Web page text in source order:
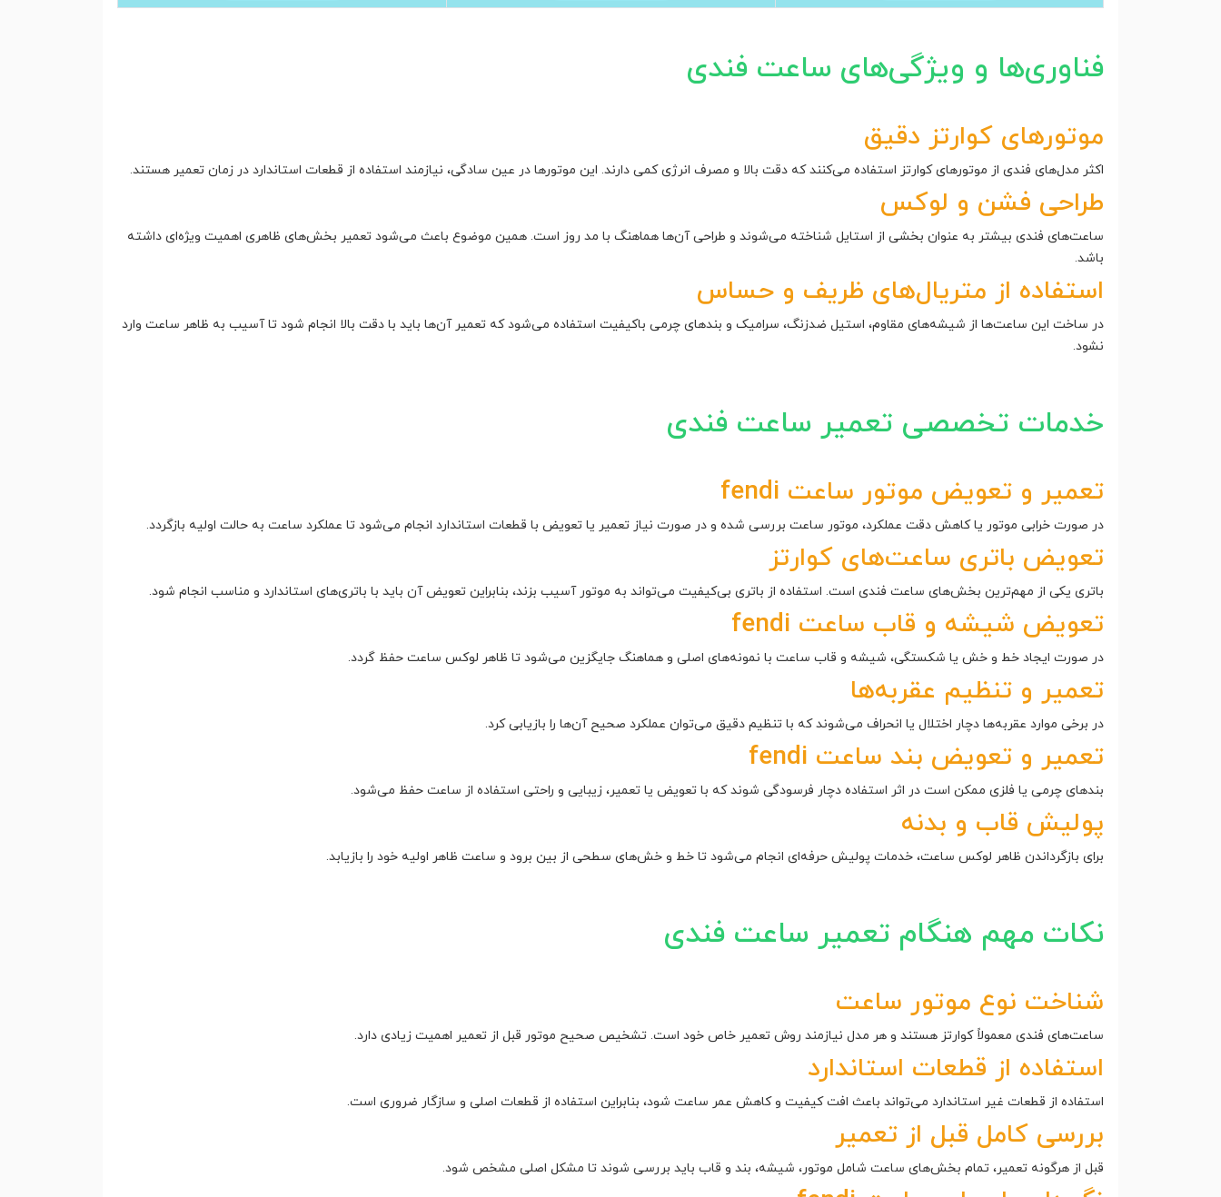
فناوری‌ها و ویژگی‌های ساعت فندی
موتورهای کوارتز دقیق
اکثر مدل‌های فندی از موتورهای کوارتز استفاده می‌کنند که دقت بالا و مصرف انرژی کمی دارند. این موتورها در عین سادگی، نیازمند استفاده از قطعات استاندارد در زمان تعمیر هستند.
طراحی فشن و لوکس
ساعت‌های فندی بیشتر به عنوان بخشی از استایل شناخته می‌شوند و طراحی آن‌ها هماهنگ با مد روز است. همین موضوع باعث می‌شود تعمیر بخش‌های ظاهری اهمیت ویژه‌ای داشته
باشد.
استفاده از متریال‌های ظریف و حساس
در ساخت این ساعت‌ها از شیشه‌های مقاوم، استیل ضدزنگ، سرامیک و بندهای چرمی باکیفیت استفاده می‌شود که تعمیر آن‌ها باید با دقت بالا انجام شود تا آسیب به ظاهر ساعت وارد
نشود.
خدمات تخصصی تعمیر ساعت فندی
تعمیر و تعویض موتور ساعت fendi
در صورت خرابی موتور یا کاهش دقت عملکرد، موتور ساعت بررسی شده و در صورت نیاز تعمیر یا تعویض با قطعات استاندارد انجام می‌شود تا عملکرد ساعت به حالت اولیه بازگردد.
تعویض باتری ساعت‌های کوارتز
باتری یکی از مهم‌ترین بخش‌های ساعت فندی است. استفاده از باتری بی‌کیفیت می‌تواند به موتور آسیب بزند، بنابراین تعویض آن باید با باتری‌های استاندارد و مناسب انجام شود.
تعویض شیشه و قاب ساعت fendi
در صورت ایجاد خط و خش یا شکستگی، شیشه و قاب ساعت با نمونه‌های اصلی و هماهنگ جایگزین می‌شود تا ظاهر لوکس ساعت حفظ گردد.
تعمیر و تنظیم عقربه‌ها
در برخی موارد عقربه‌ها دچار اختلال یا انحراف می‌شوند که با تنظیم دقیق می‌توان عملکرد صحیح آن‌ها را بازیابی کرد.
تعمیر و تعویض بند ساعت fendi
بندهای چرمی یا فلزی ممکن است در اثر استفاده دچار فرسودگی شوند که با تعویض یا تعمیر، زیبایی و راحتی استفاده از ساعت حفظ می‌شود.
پولیش قاب و بدنه
برای بازگرداندن ظاهر لوکس ساعت، خدمات پولیش حرفه‌ای انجام می‌شود تا خط و خش‌های سطحی از بین برود و ساعت ظاهر اولیه خود را بازیابد.
نکات مهم هنگام تعمیر ساعت فندی
شناخت نوع موتور ساعت
ساعت‌های فندی معمولاً کوارتز هستند و هر مدل نیازمند روش تعمیر خاص خود است. تشخیص صحیح موتور قبل از تعمیر اهمیت زیادی دارد.
استفاده از قطعات استاندارد
استفاده از قطعات غیر استاندارد می‌تواند باعث افت کیفیت و کاهش عمر ساعت شود، بنابراین استفاده از قطعات اصلی و سازگار ضروری است.
بررسی کامل قبل از تعمیر
قبل از هرگونه تعمیر، تمام بخش‌های ساعت شامل موتور، شیشه، بند و قاب باید بررسی شوند تا مشکل اصلی مشخص شود.